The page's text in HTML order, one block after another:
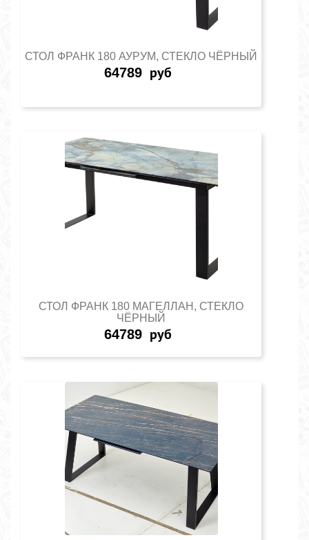
СТОЛ ФРАНК 180 АУРУМ, СТЕКЛО ЧЁРНЫЙ
64789 руб
СТОЛ ФРАНК 180 МАГЕЛЛАН, СТЕКЛО
ЧЁРНЫЙ
64789 руб